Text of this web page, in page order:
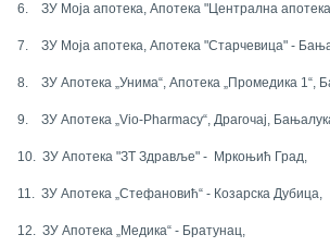
6. ЗУ Моја апотека, Апотека "Централна
7. ЗУ Моја апотека, Апотека "Старчевица" -
8. ЗУ Апотека „Унима“, Апотека „Промедика 1“,
9. ЗУ Апотека „Vio-Pharmacy“, Драгочај,
10. ЗУ Апотека "ЗТ Здравље" - Мркоњић Град,
11. ЗУ Апотека „Стефановић“ - Козарска Дубица,
12. ЗУ Апотека „Медика“ - Братунац,